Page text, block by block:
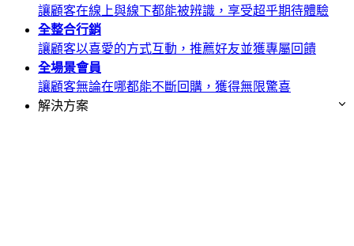
讓顧客在線上與線下都能被辨識，享受超乎期待體驗
全整合行銷
讓顧客以喜愛的方式互動，推薦好友並獲專屬回饋
全場景會員
讓顧客無論在哪都能不斷回購，獲得無限驚喜
解決方案